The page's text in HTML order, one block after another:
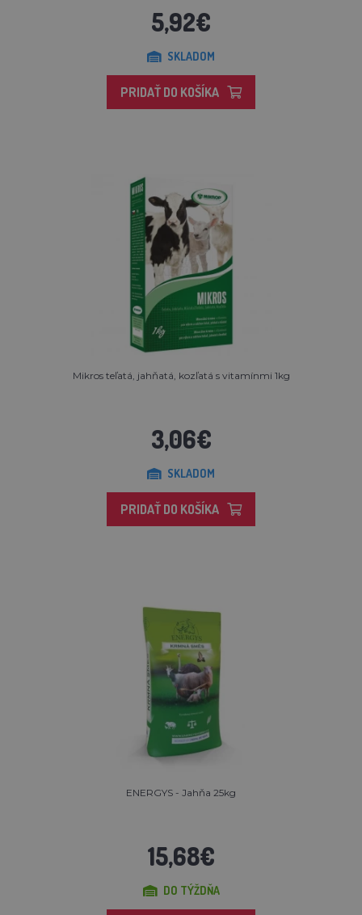
5,92€
SKLADOM
PRIDAŤ DO KOŠÍKA
Mikros teľatá, jahňatá, kozľatá s vitamínmi 1kg
3,06€
SKLADOM
PRIDAŤ DO KOŠÍKA
ENERGYS - Jahňa 25kg
15,68€
DO TÝŽDŇA